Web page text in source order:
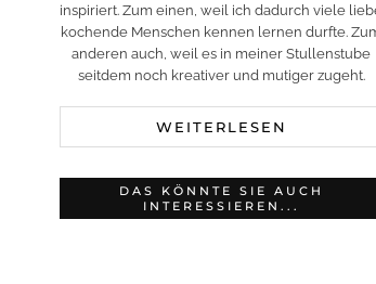
inspiriert. Zum einen, weil ich dadurch viele
kochende Menschen kennen lernen durfte.
anderen auch, weil es in meiner Stullenstube
seitdem noch kreativer und mutiger zugeht.
WEITERLESEN
DAS KÖNNTE SIE AUCH
INTERESSIEREN...